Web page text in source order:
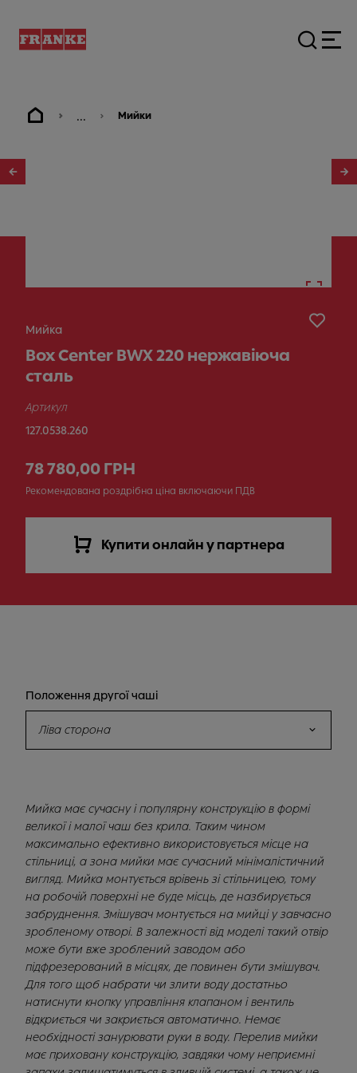
... Мийки
Мийка
Box Center BWX 220 нержавіюча
сталь
Артикул
127.0538.260
78 780,00 ГРН
Рекомендована роздрібна ціна включаючи ПДВ
Купити онлайн у партнера
Положення другої чаші
Ліва сторона
Мийка має сучасну і популярну конструкцію в формі
великої і малої чаш без крила. Таким чином
максимально ефективно використовується місце на
стільниці, а зона мийки має сучасний мінімалістичний
вигляд. Мийка монтується врівень зі стільницею, тому
на робочій поверхні не буде місць, де назбирується
забруднення. Змішувач монтується на мийці у завчасно
зробленому отворі. В залежності від моделі такий отвір
може бути вже зроблений заводом або
підфрезерований в місцях, де повинен бути змішувач.
Для того щоб набрати чи злити воду достатньо
натиснути кнопку управління клапаном і вентиль
відкриється чи закриється автоматично. Немає
необхідності занурювати руки в воду. Перелив мийки
має приховану конструкцію, завдяки чому неприємні